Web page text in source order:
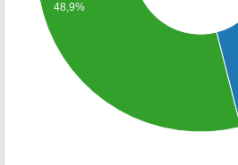
48,9%